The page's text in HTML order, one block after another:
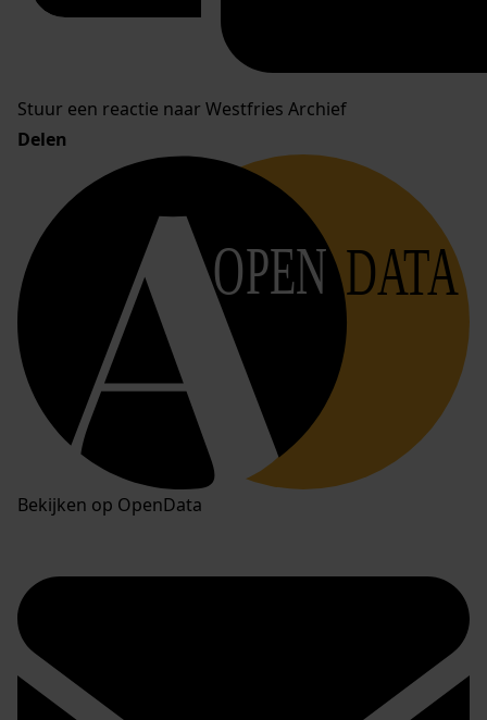
Stuur een reactie naar Westfries Archief
Delen
OPEN DATA
Bekijken op OpenData